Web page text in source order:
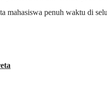
penuh waktu di